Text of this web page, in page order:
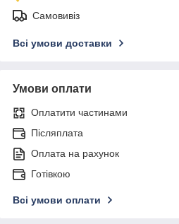
Самовивіз
Всі умови доставки
Умови оплати
Оплатити частинами
Післяплата
Оплата на рахунок
Готівкою
Всі умови оплати